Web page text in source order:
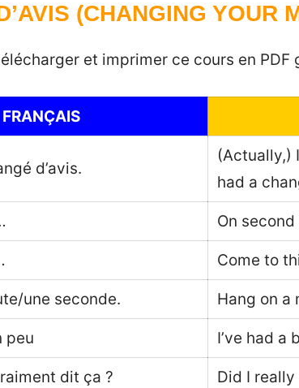
(CHANGING YOUR
et imprimer ce cours en PDF
FRANÇAIS
d’avis.
(Actually,)
had a
On
Come to
une seconde. Hang on a
peu I’ve had a
dit ça ? Did I